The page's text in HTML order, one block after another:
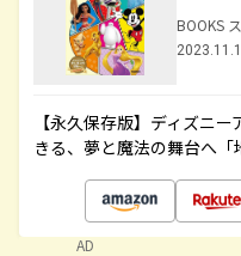
BOOKS
【永久保存版】ディズニ
きる、夢と魔法の舞台へ「
AD